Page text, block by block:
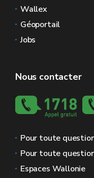
Wallex
Géoportail
Jobs
Nous contacter
Pour toute
Pour toute
Espaces Wallonie